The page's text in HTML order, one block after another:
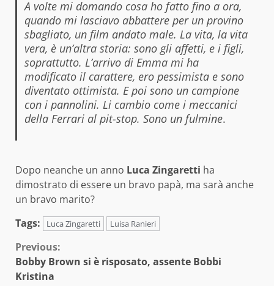
A volte mi domando cosa ho fatto fino a ora,
quando mi lasciavo abbattere per un provino
sbagliato, un film andato male. La vita, la vita
vera, è un’altra storia: sono gli affetti, e i figli,
soprattutto. L’arrivo di Emma mi ha
modificato il carattere, ero pessimista e sono
diventato ottimista. E poi sono un campione
con i pannolini. Li cambio come i meccanici
della Ferrari al pit-stop. Sono un fulmine.
Dopo neanche un anno Luca Zingaretti ha
dimostrato di essere un bravo papà, ma sarà anche
un bravo marito?
Tags:
Luca Zingaretti Luisa Ranieri
Continue
Reading
Previous:
Bobby Brown si è risposato, assente Bobbi
Kristina